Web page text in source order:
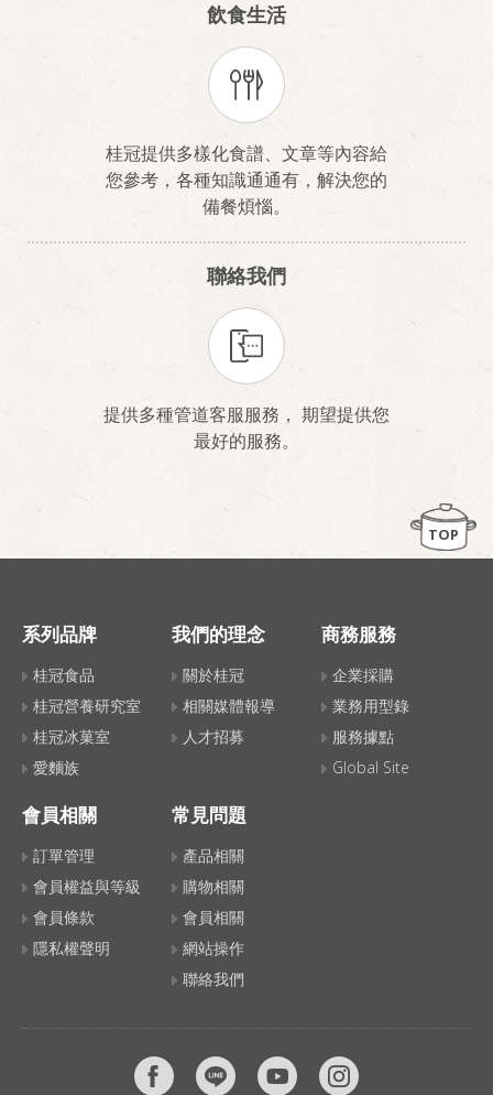
飲食生活
桂冠提供多樣化食譜、文章等內容給
您參考，各種知識通通有，解決您的
備餐煩惱。
聯絡我們
提供多種管道客服服務， 期望提供您
最好的服務。
TOP
系列品牌
桂冠食品
桂冠營養研究室
桂冠冰菓室
愛麵族
我們的理念
關於桂冠
相關媒體報導
人才招募
商務服務
企業採購
業務用型錄
服務據點
Global Site
會員相關
訂單管理
會員權益與等級
會員條款
隱私權聲明
常見問題
產品相關
購物相關
會員相關
網站操作
聯絡我們